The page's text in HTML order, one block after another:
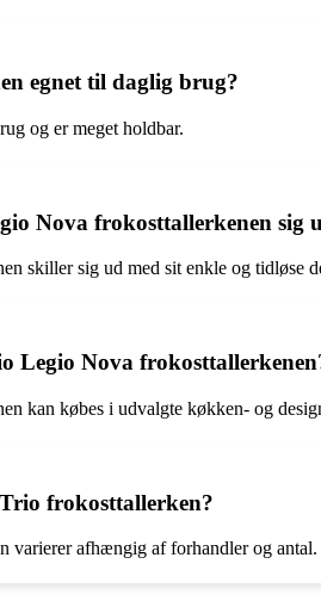
egnet til daglig brug?
og er meget holdbar.
Nova frokosttallerkenen sig
skiller sig ud med sit enkle og tidløse
Legio Nova
kan købes i udvalgte køkken- og
frokosttallerken?
varierer afhængig af forhandler og antal.